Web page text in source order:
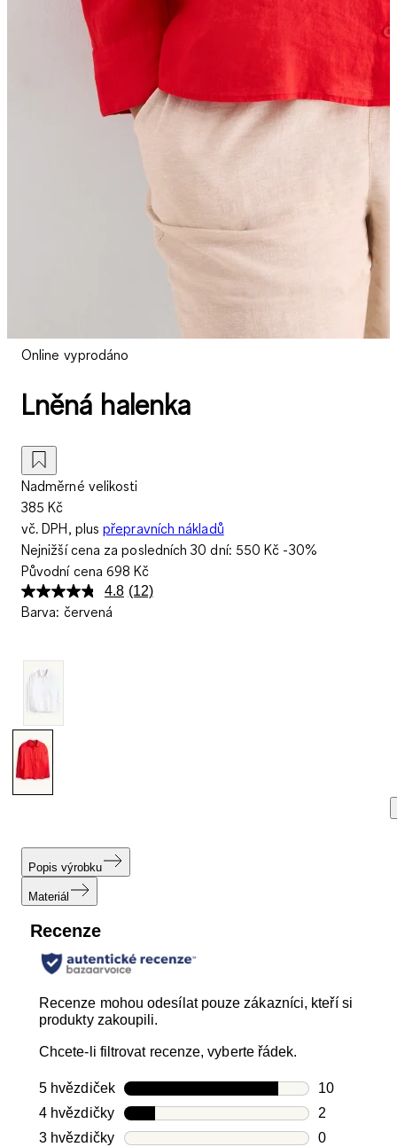
Online vyprodáno
Lněná halenka
Nadměrné velikosti
385 Kč
vč. DPH, plus přepravních nákladů
Nejnižší cena za posledních 30 dní: 550 Kč -30%
Původní cena698 Kč
4.8 Přečtěte
(12)
Barva: červená
Popis výrobku
Materiál
Recenze
Recenze mohou odesílat pouze zákazníci, kteří si
produkty zakoupili.
Chcete-li filtrovat recenze, vyberte řádek.
5 hvězdičekhvězdičky
10
Počet
4 hvězdičkyhvězdičky
2
Počet
3 hvězdičkyhvězdičky 0